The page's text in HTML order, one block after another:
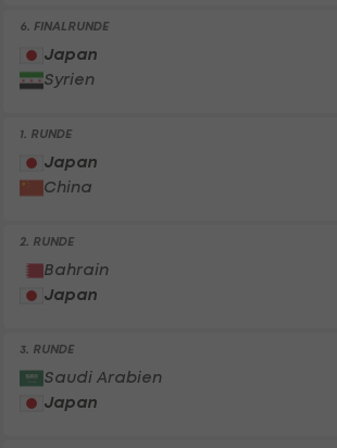
6. FINALRUNDE
Japan
Syrien
1. RUNDE
Japan
China
2. RUNDE
Bahrain
Japan
3. RUNDE
Saudi Arabien
Japan